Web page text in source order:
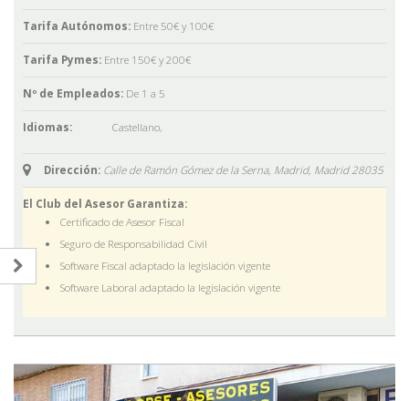
Tarifa Autónomos: Entre 50€ y 100€
Tarifa Pymes: Entre 150€ y 200€
Nº de Empleados: De 1 a 5
Idiomas: Castellano,
Dirección: Calle de Ramón Gómez de la Serna, Madrid, Madrid 28035
El Club del Asesor Garantiza:
Certificado de Asesor Fiscal
Seguro de Responsabilidad Civil
Software Fiscal adaptado la legislación vigente
Software Laboral adaptado la legislación vigente